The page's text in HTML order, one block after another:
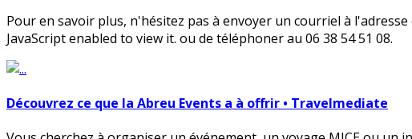
Pour en savoir plus, n'hésitez pas à envoyer un courriel à l'adresse
JavaScript enabled to view it. ou de téléphoner au 06 38 54 51 08.
Découvrez ce que la Abreu Events a à offrir • Travelmediate